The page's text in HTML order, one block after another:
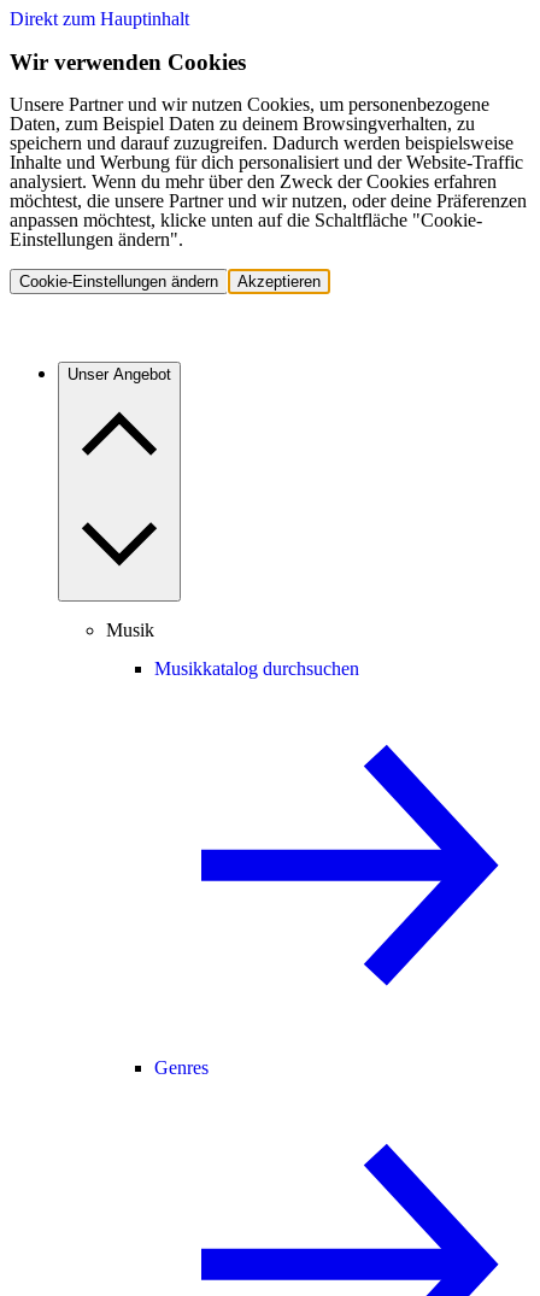
Direkt zum Hauptinhalt
Wir verwenden Cookies
Unsere Partner und wir nutzen Cookies, um personenbezogene
Daten, zum Beispiel Daten zu deinem Browsingverhalten, zu
speichern und darauf zuzugreifen. Dadurch werden beispielsweise
Inhalte und Werbung für dich personalisiert und der Website-Traffic
analysiert. Wenn du mehr über den Zweck der Cookies erfahren
möchtest, die unsere Partner und wir nutzen, oder deine Präferenzen
anpassen möchtest, klicke unten auf die Schaltfläche "Cookie-
Einstellungen ändern".
Cookie-Einstellungen ändern Akzeptieren
Unser Angebot
Musik
Musikkatalog durchsuchen
Genres